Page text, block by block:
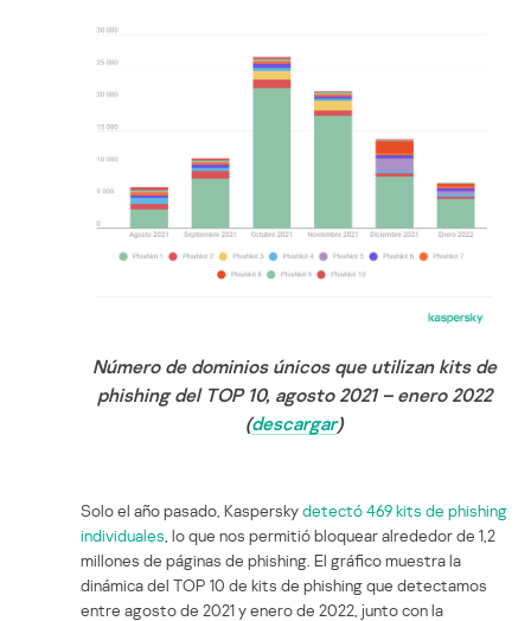
Número de dominios únicos que utilizan kits de
phishing del TOP 10, agosto 2021 – enero 2022
(descargar)
Solo el año pasado, Kasperskydetectó 469 kits de phishing
individuales , lo que nos permitió bloquear alrededor de 1,2
millones de páginas de phishing. El gráfico muestra la
dinámica del TOP 10 de kits de phishing que detectamos
entre agosto de 2021 y enero de 2022, junto con la